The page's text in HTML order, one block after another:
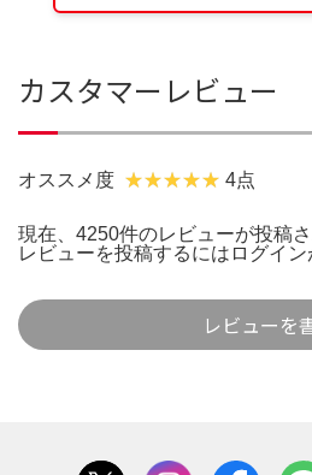
カスタマーレビュー
オススメ度 4点
現在、4250件のレビューが投稿さ
レビューを投稿するには ログイン
レビューを